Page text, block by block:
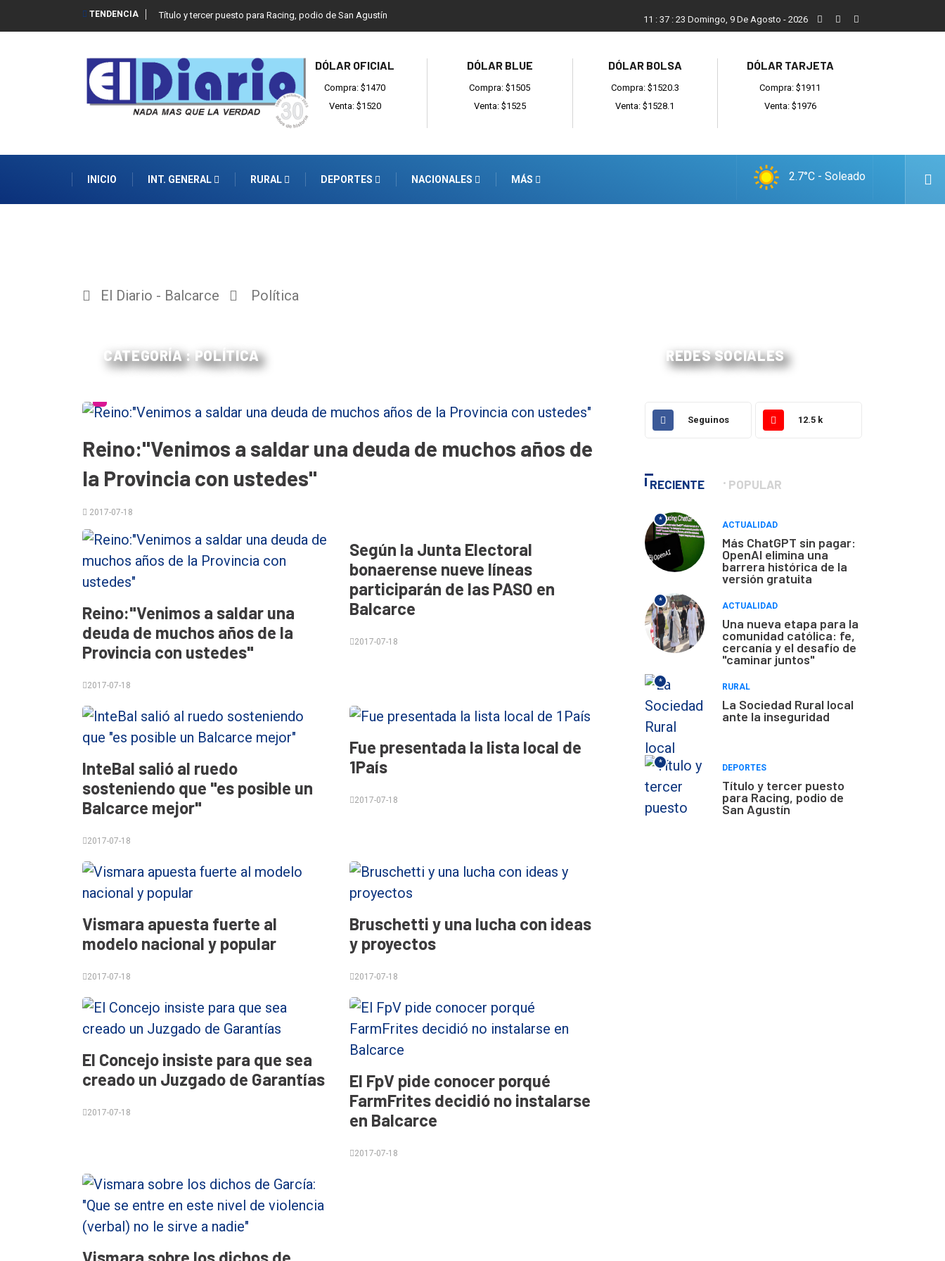
TENDENCIA Título y tercer puesto para Racing, podio de San Agustín San Cayetano, el trabajo y una nueva etapa para la
11 : 37 : 24 Domingo, 9 De Agosto - 2026
DÓLAR OFICIAL
Compra: $1470
Venta: $1520
DÓLAR BLUE
Compra: $1505
Venta: $1525
DÓLAR BOLSA
Compra: $1520.3
Venta: $1528.1
DÓLAR TARJETA
Compra: $1911
Venta: $1976
INICIO INT. GENERAL RURAL DEPORTES NACIONALES MÁS 2.7°C - Soleado
El Diario - Balcarce Política
CATEGORÍA : POLÍTICA
Reino:"Venimos a saldar una deuda de muchos años de
la Provincia con ustedes"
2017-07-18
Reino:"Venimos a saldar una
deuda de muchos años de la
Provincia con ustedes"
2017-07-18
Según la Junta Electoral
bonaerense nueve líneas
participarán de las PASO en
Balcarce
2017-07-18
InteBal salió al ruedo
sosteniendo que "es posible un
Balcarce mejor"
2017-07-18
Fue presentada la lista local de
1País
2017-07-18
Vismara apuesta fuerte al
modelo nacional y popular
2017-07-18
Bruschetti y una lucha con ideas
y proyectos
2017-07-18
El Concejo insiste para que sea
creado un Juzgado de Garantías
2017-07-18
El FpV pide conocer porqué
FarmFrites decidió no instalarse
en Balcarce
2017-07-18
Vismara sobre los dichos de
REDES SOCIALES
Seguinos 12.5 k
RECIENTE POPULAR
*
ACTUALIDAD
Más ChatGPT sin pagar:
OpenAI elimina una
barrera histórica de la
versión gratuita
*
ACTUALIDAD
Una nueva etapa para la
comunidad católica: fe,
cercanía y el desafío de
"caminar juntos"
*
RURAL
La Sociedad Rural local
ante la inseguridad
*
DEPORTES
Título y tercer puesto
para Racing, podio de
San Agustín